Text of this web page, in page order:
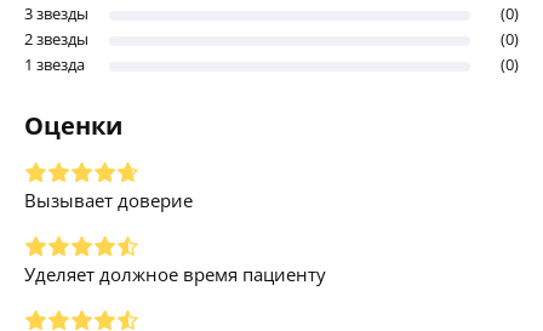
3 звезды
(0)
2 звезды
(0)
1 звезда
(0)
Оценки
Вызывает доверие
Уделяет должное время пациенту